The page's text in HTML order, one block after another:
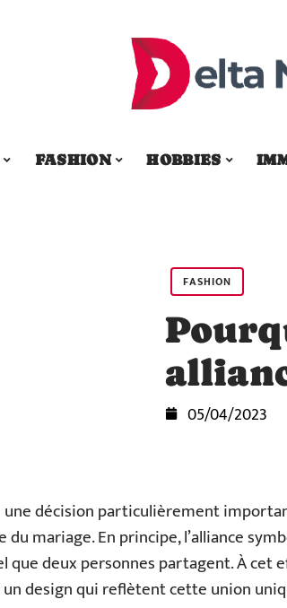
FASHION HOBBIES
FASHION
05/04/2023
une décision particulièrement
mariage. En principe, l’alliance
que deux personnes partagent. À cet
design qui reflètent cette union